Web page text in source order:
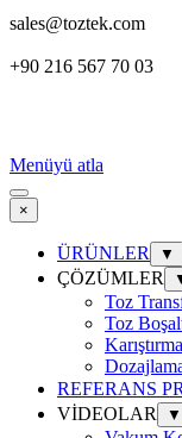
sales@toztek.com
+90 216 567 70 03
Menüyü atla
×
ÜRÜNLER ▼
ÇÖZÜMLER
Toz
Toz
REFERANS
VİDEOLAR ▼